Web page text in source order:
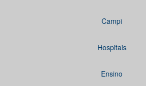
Campi
Hospitais
Ensino